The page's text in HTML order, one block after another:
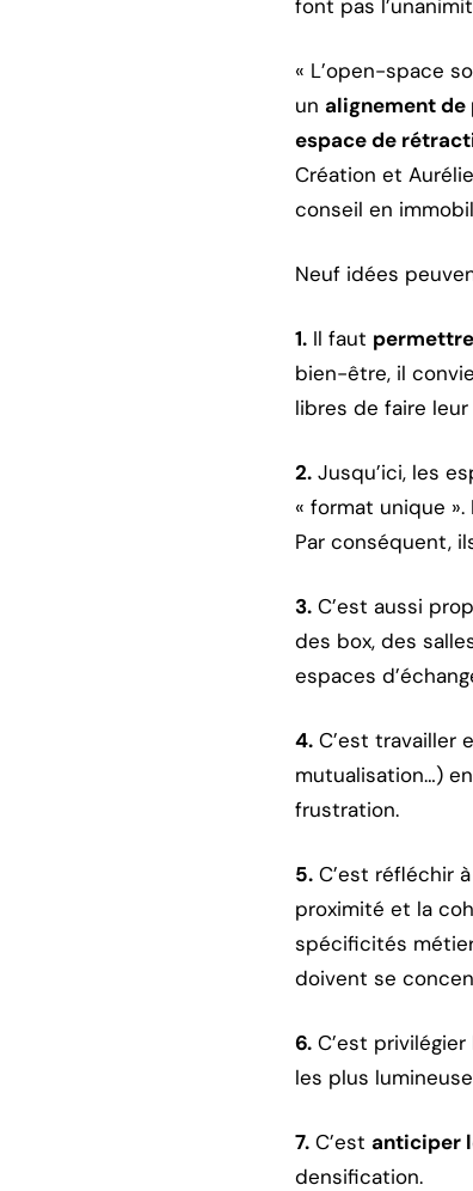
font pas
« L’open-space
un alignement de
espace de
Création et
conseil en
Neuf idées
1. Il faut
bien-être, il
libres de faire leur
2. Jusqu’ici, les
« format unique ».
Par conséquent,
3. C’est aussi
des box, des
espaces
4. C’est travailler
mutualisation…)
frustration.
5. C’est réfléchir
proximité et la
spécificités
doivent se
6. C’est
les plus
7. C’est anticiper
densification.